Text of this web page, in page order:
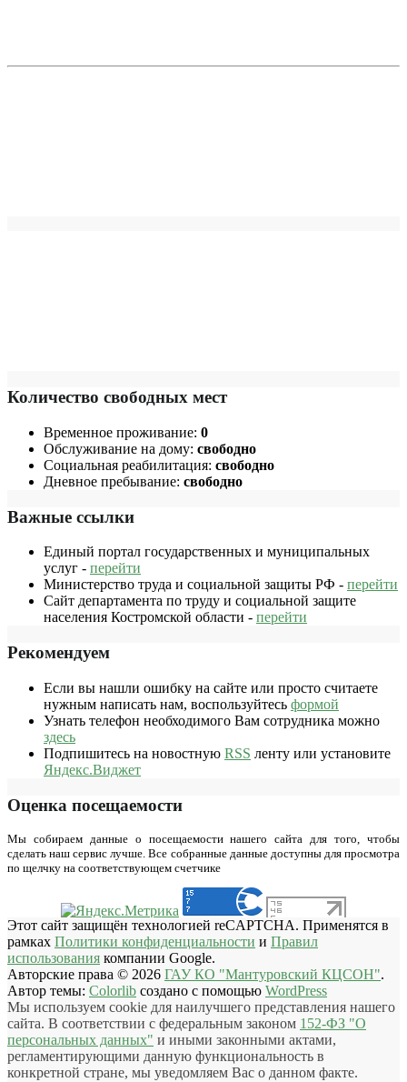
Количество свободных мест
Временное проживание: 0
Обслуживание на дому: свободно
Социальная реабилитация: свободно
Дневное пребывание: свободно
Важные ссылки
Единый портал государственных и муниципальных
услуг - перейти
Министерство труда и социальной защиты РФ - перейти
Сайт департамента по труду и социальной защите
населения Костромской области - перейти
Рекомендуем
Если вы нашли ошибку на сайте или просто считаете
нужным написать нам, воспользуйтесь формой
Узнать телефон необходимого Вам сотрудника можно
здесь
Подпишитесь на новостную RSS ленту или установите
Яндекс.Виджет
Оценка посещаемости
Мы собираем данные о посещаемости нашего сайта для того, чтобы
сделать наш сервис лучше. Все собранные данные доступны для просмотра
по щелчку на соответствующем счетчике
Этот сайт защищён технологией reCAPTCHA. Применятся в
рамках Политики конфиденциальности и Правил
использования компании Google.
Авторские права © 2026 ГАУ КО "Мантуровский КЦСОН".
Автор темы: Colorlib создано с помощью WordPress
Мы используем cookie для наилучшего представления нашего
сайта. В соответствии с федеральным законом 152-ФЗ "О
персональных данных" и иными законными актами,
регламентирующими данную функциональность в
конкретной стране, мы уведомляем Вас о данном факте.